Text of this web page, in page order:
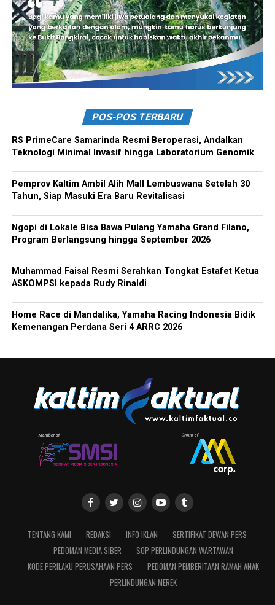
POS-POS TERBARU
RS PrimeCare Samarinda Resmi Beroperasi, Andalkan
Teknologi Minimal Invasif hingga Laboratorium Genomik
Pemprov Kaltim Ambil Alih Mall Lembuswana Setelah 30
Tahun, Siap Masuki Era Baru Revitalisasi
Ngopi di Lokale Bisa Bawa Pulang Yamaha Grand Filano,
Program Berlangsung hingga September 2026
Muhammad Faisal Resmi Serahkan Tongkat Estafet Ketua
ASKOMPSI kepada Rudy Rinaldi
Home Race di Mandalika, Yamaha Racing Indonesia Bidik
Kemenangan Perdana Seri 4 ARRC 2026
TENTANG KAMI REDAKSI INFO IKLAN
SERTIFIKAT DEWAN PERS
PEDOMAN MEDIA SIBER
SOP PERLINDUNGAN WARTAWAN
KODE PERILAKU PERUSAHAAN PERS
PEDOMAN PEMBERITAAN RAMAH ANAK
PERLINDUNGAN MEREK